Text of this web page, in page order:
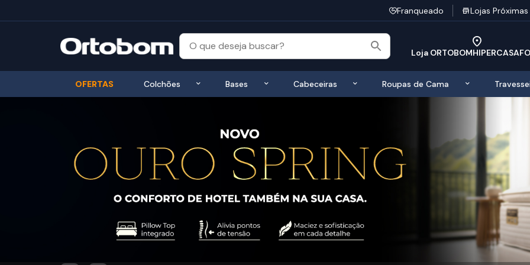
Franqueado Lojas Próximas
Loja
OFERTAS Colchões Exibir submenu de Colchões
Bases Exibir submenu de Bases
Cabeceiras Exibir submenu de Cabeceiras
Roupas de Cama Exibir